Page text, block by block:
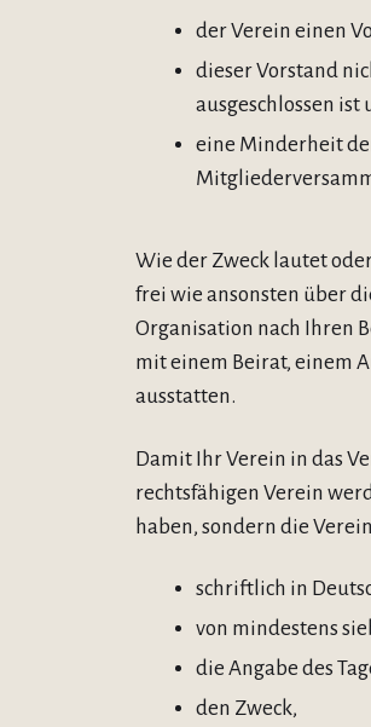
der Verein einen
dieser Vorstand
ausgeschlossen ist
eine Minderheit
Wie der Zweck lautet
frei wie ansonsten über
Organisation nach Ihren
mit einem Beirat, einem
ausstatten.
Damit Ihr Verein in das
rechtsfähigen Verein
haben, sondern die
schriftlich in
von mindestens
die Angabe des
den Zweck,